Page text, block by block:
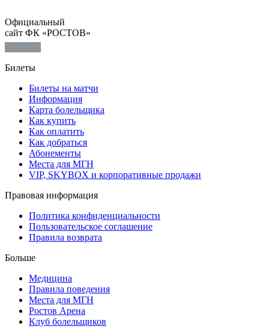
Официальный
сайт ФК «РОСТОВ»
Билеты
Билеты на матчи
Информация
Карта болельщика
Как купить
Как оплатить
Как добраться
Абонементы
Места для МГН
VIP, SKYBOX и корпоративные продажи
Правовая информация
Политика конфиденциальности
Пользовательское соглашение
Правила возврата
Больше
Медицина
Правила поведения
Места для МГН
Ростов Арена
Клуб болельщиков